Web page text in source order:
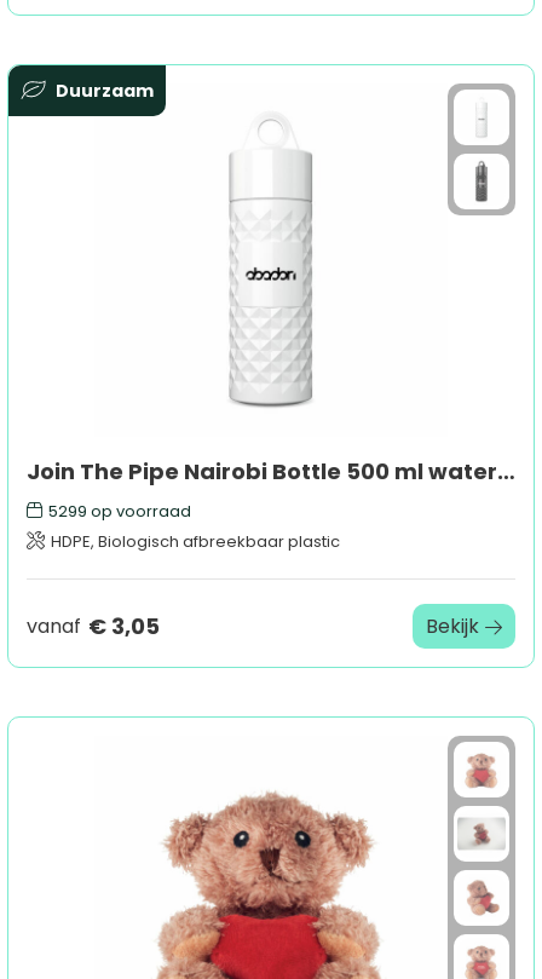
Duurzaam
Join The Pipe Nairobi Bottle 500 ml waterfles
5299 op voorraad
HDPE, Biologisch afbreekbaar plastic
vanaf € 3,05 Bekijk